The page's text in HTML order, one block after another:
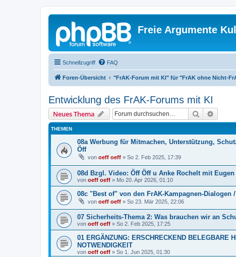
Freie Argumente
Schnellzugriff FAQ
Foren-Übersicht "FrAK-Forum mit KI" für "FrAK ohne Nicht-
Entwicklung des FrAK-Forums mit KI
Neues Thema Suche
THEMEN
08a Werbung für Mitmachen, Unterstützung,
Öff
von oeff oeff » So 2. Feb 2025, 17:39
08d Bzgl. Video: Öff Öff u Anke Rochelt mit
von oeff oeff » Mo 20. Apr 2026, 01:10
08c "Best of" von den FrAK-Kampagnen-Dialogen
von oeff oeff » So 23. Mär 2025, 22:06
07 Sicherheits-Thema 2: Was brauchen wir an
von oeff oeff » So 2. Feb 2025, 17:25
01 ERGÄNZUNG: ERSCHRECKEND BELEGBARE
NOTWENDIGKEIT
von oeff oeff » So 1. Jun 2025, 01:30